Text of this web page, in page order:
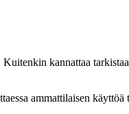
kannattaa
ammattilaisen käyttöä